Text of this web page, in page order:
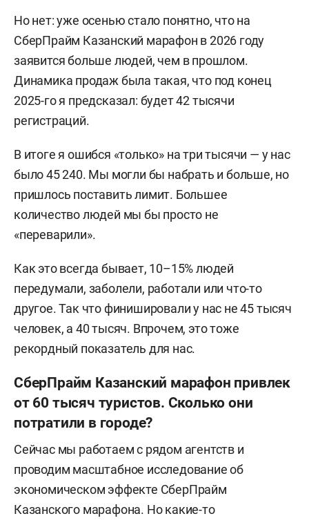
Но нет: уже осенью стало понятно, что на
СберПрайм Казанский марафон в 2026 году
заявится больше людей, чем в прошлом.
Динамика продаж была такая, что под конец
2025-го я предсказал: будет 42 тысячи
регистраций.
В итоге я ошибся «только» на три тысячи — у нас
было 45 240. Мы могли бы набрать и больше, но
пришлось поставить лимит. Большее
количество людей мы бы просто не
«переварили».
Как это всегда бывает, 10–15% людей
передумали, заболели, работали или что-то
другое. Так что финишировали у нас не 45 тысяч
человек, а 40 тысяч. Впрочем, это тоже
рекордный показатель для нас.
СберПрайм Казанский марафон привлек
от 60 тысяч туристов. Сколько они
потратили в городе?
Сейчас мы работаем с рядом агентств и
проводим масштабное исследование об
экономическом эффекте СберПрайм
Казанского марафона. Но какие-то